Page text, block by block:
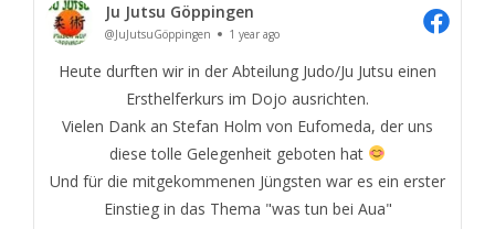
Ju Jutsu Göppingen
@JuJutsuGöppingen 1 year ago
Heute durften wir in der Abteilung Judo/Ju Jutsu einen
Ersthelferkurs im Dojo ausrichten.
Vielen Dank an Stefan Holm von Eufomeda, der uns
diese tolle Gelegenheit geboten hat
Und für die mitgekommenen Jüngsten war es ein erster
Einstieg in das Thema "was tun bei Aua"